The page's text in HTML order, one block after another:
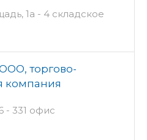
1а - 4 складское
торгово-
компания
- 331 офис